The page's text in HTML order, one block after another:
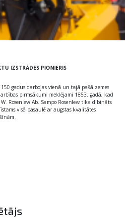
IZSTRĀDES PIONIERIS
gadus darbojas vienā un tajā pašā zemes
pirmsākumi meklējami 1853. gadā, kad
Rosenlew Ab. Sampo Rosenlew tika dibināts
visā pasaulē ar augstas kvalitātes